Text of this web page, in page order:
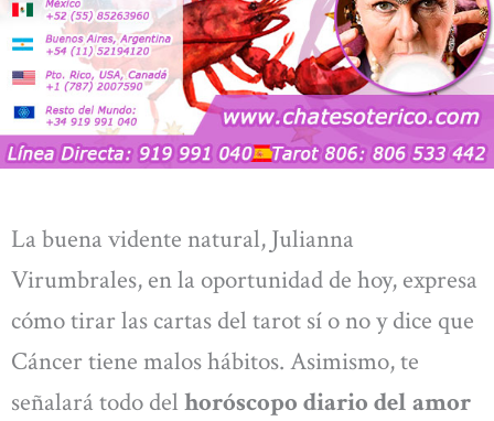
La buena vidente natural, Julianna
Virumbrales, en la oportunidad de hoy, expresa
cómo tirar las cartas del tarot sí o no y dice que
Cáncer tiene malos hábitos. Asimismo, te
señalará todo del horóscopo diario del amor